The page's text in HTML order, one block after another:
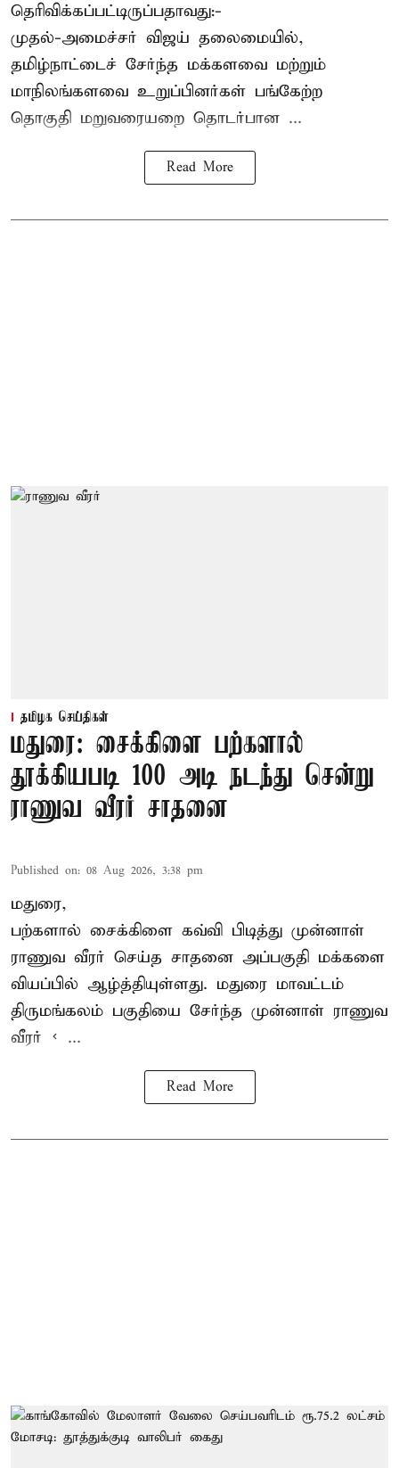
தெரிவிக்கப்பட்டிருப்பதாவது:-
முதல்-அமைச்சர் விஜய் தலைமையில்,
தமிழ்நாட்டைச் சேர்ந்த மக்களவை மற்றும்
மாநிலங்களவை உறுப்பினர்கள் பங்கேற்ற
தொகுதி மறுவரையறை தொடர்பான ...
Read More
தமிழக செய்திகள்
மதுரை: சைக்கிளை பற்களால்
தூக்கியபடி 100 அடி நடந்து சென்று
ராணுவ வீரர் சாதனை
Published on: 08 Aug 2026, 3:38 pm
மதுரை,
பற்களால் சைக்கிளை கவ்வி பிடித்து முன்னாள்
ராணுவ வீரர் செய்த சாதனை அப்பகுதி மக்களை
வியப்பில் ஆழ்த்தியுள்ளது. மதுரை மாவட்டம்
திருமங்கலம் பகுதியை சேர்ந்த முன்னாள் ராணுவ
வீரர் < ...
Read More